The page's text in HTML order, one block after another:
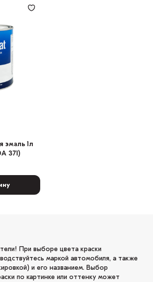
эмаль 1л
371)
При выборе цвета краски
маркой автомобиля, а также
и его названием. Выбор
по картинке или оттенку может